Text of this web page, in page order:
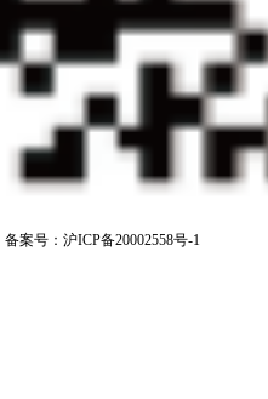
备案号：沪ICP备20002558号-1